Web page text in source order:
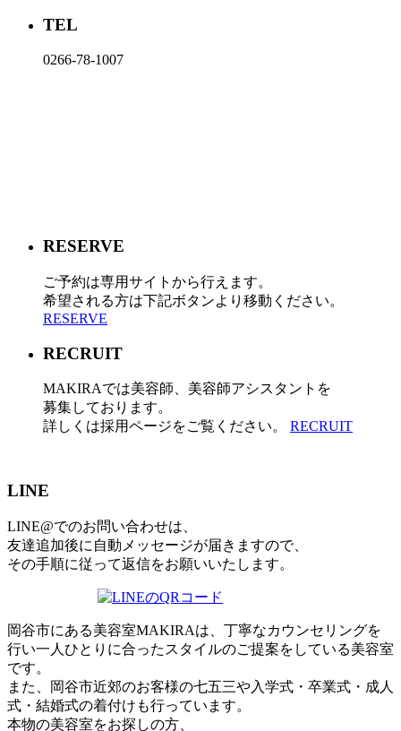
TEL
0266-78-1007
RESERVE
ご予約は専用サイトから行えます。
希望される方は下記ボタンより移動ください。
RESERVE
RECRUIT
MAKIRAでは美容師、美容師アシスタントを
募集しております。
詳しくは採用ページをご覧ください。 RECRUIT
LINE
LINE@でのお問い合わせは、
友達追加後に自動メッセージが届きますので、
その手順に従って返信をお願いいたします。
岡谷市にある美容室MAKIRAは、丁寧なカウンセリングを
行い一人ひとりに合ったスタイルのご提案をしている美容室
です。
また、岡谷市近郊のお客様の七五三や入学式・卒業式・成人
式・結婚式の着付けも行っています。
本物の美容室をお探しの方、